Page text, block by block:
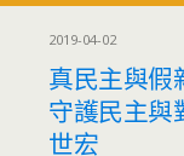
2019-04-02
真民主與
守護民主與
世宏